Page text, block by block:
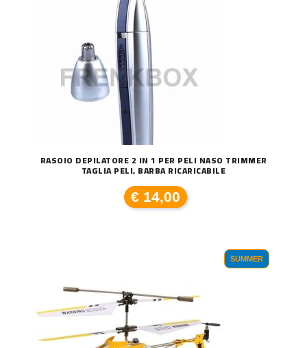
RASOIO DEPILATORE 2 IN 1 PER PELI NASO TRIMMER
TAGLIA PELI, BARBA RICARICABILE
€ 14,00
SUMMER